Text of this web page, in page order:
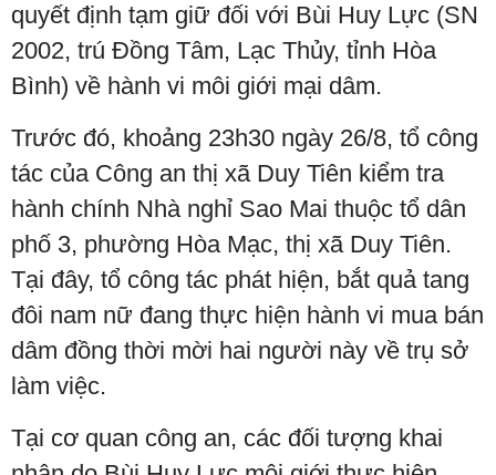
quyết định tạm giữ đối với Bùi Huy Lực (SN
2002, trú Đồng Tâm, Lạc Thủy, tỉnh Hòa
Bình) về hành vi môi giới mại dâm.
Trước đó, khoảng 23h30 ngày 26/8, tổ công
tác của Công an thị xã Duy Tiên kiểm tra
hành chính Nhà nghỉ Sao Mai thuộc tổ dân
phố 3, phường Hòa Mạc, thị xã Duy Tiên.
Tại đây, tổ công tác phát hiện, bắt quả tang
đôi nam nữ đang thực hiện hành vi mua bán
dâm đồng thời mời hai người này về trụ sở
làm việc.
Tại cơ quan công an, các đối tượng khai